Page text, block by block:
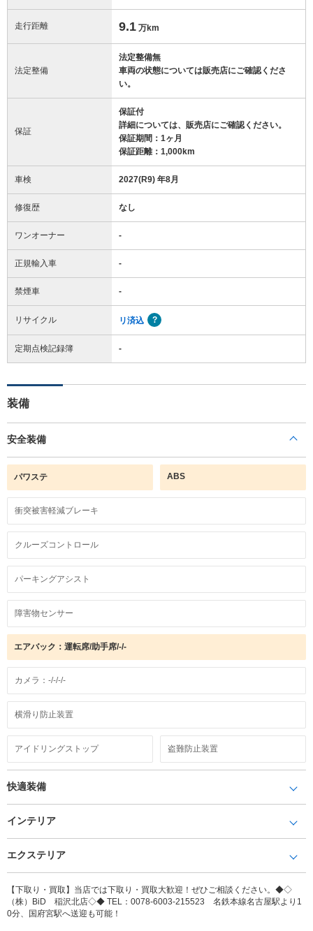
走行距離 9.1 万km
法定整備
法定整備無
車両の状態については販売店にご確認くださ
い。
保証
保証付
詳細については、販売店にご確認ください。
保証期間：1ヶ月
保証距離：1,000km
車検 2027(R9) 年8月
修復歴 なし
ワンオーナー -
正規輸入車 -
禁煙車 -
リサイクル リ済込
定期点検記録簿 -
装備
安全装備
パワステ ABS
衝突被害軽減ブレーキ
クルーズコントロール
パーキングアシスト
障害物センサー
エアバック：運転席/助手席/-/-
カメラ：-/-/-/-
横滑り防止装置
アイドリングストップ 盗難防止装置
快適装備
インテリア
エクステリア
【下取り・買取】当店では下取り・買取大歓迎！ぜひご相談ください。◆◇
（株）BiD 稲沢北店◇◆ TEL：0078-6003-215523 名鉄本線名古屋駅より1
0分、国府宮駅へ送迎も可能！